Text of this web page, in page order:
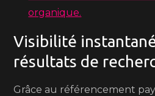
organique.
Visibilité
résultats de
Grâce au référencement